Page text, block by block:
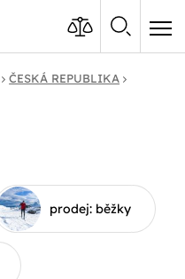
ČESKÁ REPUBLIKA
prodej: běžky